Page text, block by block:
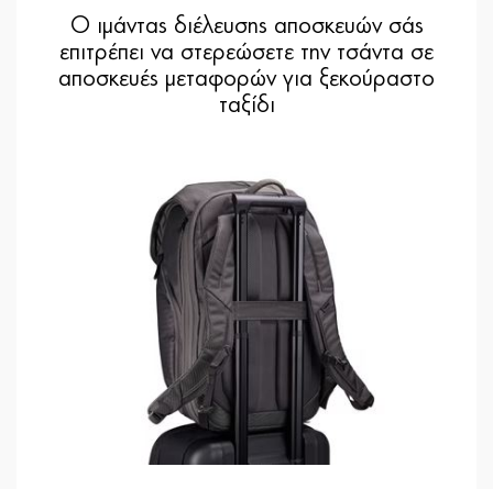
Ο ιμάντας διέλευσης αποσκευών σάς
επιτρέπει να στερεώσετε την τσάντα σε
αποσκευές μεταφορών για ξεκούραστο
ταξίδι